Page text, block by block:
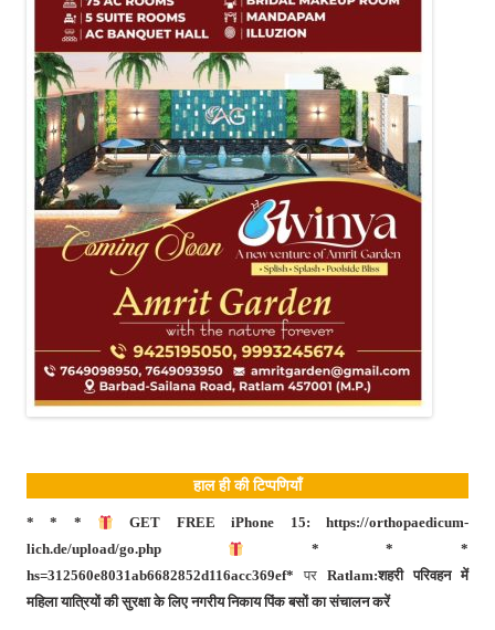
हाल ही की टिप्पणियाँ
* * *
GET FREE iPhone 15: https://orthopaedicum-
lich.de/upload/go.php
* * *
hs=312560e8031ab6682852d116acc369ef* पर Ratlam:शहरी परिवहन में
महिला यात्रियों की सुरक्षा के लिए नगरीय निकाय पिंक बसों का संचालन करें